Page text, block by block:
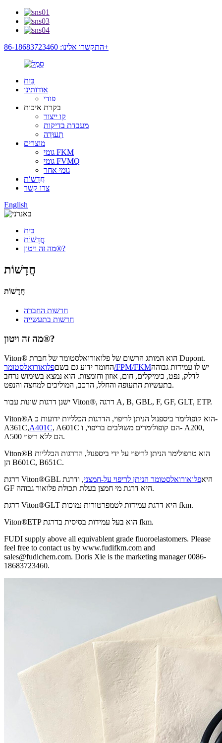
התקשרו אלינו: 86-18683723460+
בַּיִת
אודותינו
פודי
בקרת איכות
קו ייצור
מעבדת בדיקות
תְעוּדָה
מוצרים
גומי FKM
גומי FVMQ
גומי אחר
חֲדָשׁוֹת
צרו קשר
English
בַּיִת
חֲדָשׁוֹת
מה זה ויטון®?
חֲדָשׁוֹת
חֲדָשׁוֹת
חדשות החברה
חדשות בתעשייה
מה זה ויטון®?
Viton® הוא המותג הרשום של פלואורואלסטומר של חברת Dupont.
החומר ידוע גם בשםפלואורואלסטומר/FPM/FKMיש לו עמידות גבוהה
לדלק, נפט, כימיקלים, חום, אוזון וחומצות. הוא נמצא בשימוש נרחב
בתעשיות התעופה והחלל, הרכב, המוליכים למחצה והנפט.
ישנן דרגות שונות עבור Viton®, דרגה A, B, GBL, F, GF, GLT, ETP.
Viton®A הוא קופולימר ביספנול הניתן לריפוי, הדרגות הכלליות ידועות כ-
A361C,A401C, A601C הם קופולימרים משולבים בריפוי, ו- A200,
A500 הם ללא ריפוי.
Viton®B הוא טרפולימר הניתן לריפוי על ידי ביספנול, הדרגות הכלליות
הן B601C, B651C.
דרגת Viton®GBL היאפלואורואלסטומר הניתן לריפוי על-חמצני, ודרגת
GF היא דרגת מי חמצן בעלת תכולת פלואור גבוהה.
דרגת Viton®GLT היא דרגת עמידות לטמפרטורות נמוכות fkm.
Viton®ETP הוא בעל עמידות בסיסית בדרגת fkm.
FUDI supply above all equivablent grade fluoroelastomers. Please
feel free to contact us by www.fudifkm.com and
sales@fudichem.com. Doris Xie is the marketing manager 0086-
18683723460.